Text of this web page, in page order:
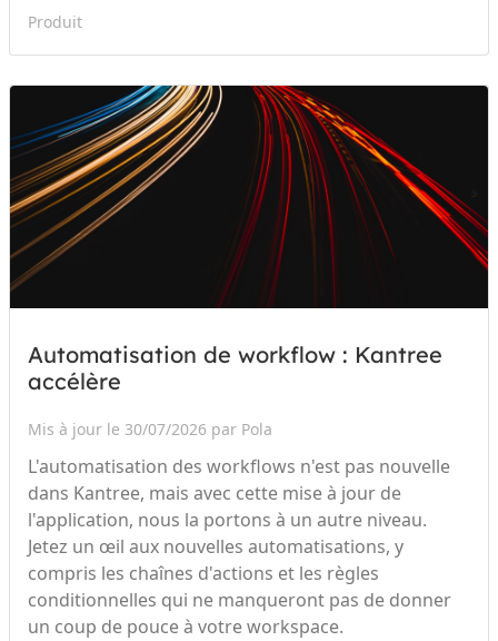
Produit
Automatisation de workflow : Kantree
accélère
Mis à jour le 30/07/2026 par Pola
L'automatisation des workflows n'est pas nouvelle
dans Kantree, mais avec cette mise à jour de
l'application, nous la portons à un autre niveau.
Jetez un œil aux nouvelles automatisations, y
compris les chaînes d'actions et les règles
conditionnelles qui ne manqueront pas de donner
un coup de pouce à votre workspace.